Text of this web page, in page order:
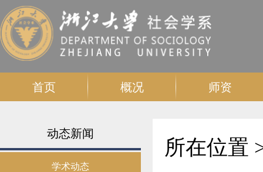
首页 概况 师资
动态新闻
学术动态
所在位置